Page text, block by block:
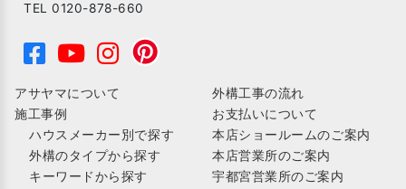
TEL 0120-878-660
アサヤマについて
施工事例
ハウスメーカー別で探す
外構のタイプから探す
キーワードから探す
外構工事の流れ
お支払いについて
本店ショールームのご案内
本店営業所のご案内
宇都宮営業所のご案内